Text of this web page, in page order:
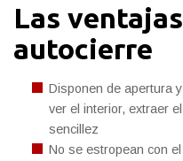
Las
autocierre
Disponen de apertura
ver el interior, extraer
sencillez
No se estropean con